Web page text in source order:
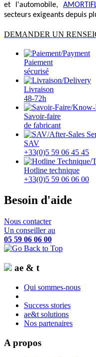
et l'automobile,
secteurs exigeants depuis
DEMANDER UN
Paiement
sécurisé
Livraison
48-72h
Savoir-faire
de fabricant
SAV
+33(0)5 59 06 45 45
Hotline technique
+33(0)5 59 06 06 00
Besoin d'aide
Nous contacter
Un conseiller au
05 59 06 06 00
ae & t
Qui sommes-nous
Success stories
ae&t solutions
Nos partenaires
A propos